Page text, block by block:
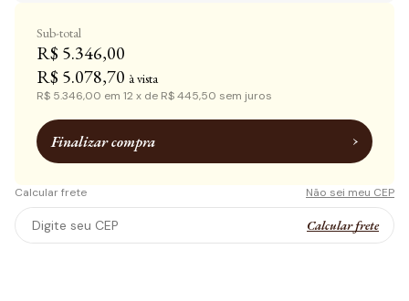
Sub-total
R$ 5.346,00
R$ 5.078,70 à vista
R$ 5.346,00 em 12 x de R$ 445,50 sem juros
Finalizar compra
Calcular frete Não sei meu CEP
Calcular frete